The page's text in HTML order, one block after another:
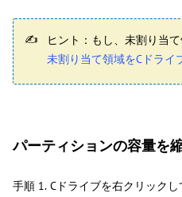
ヒント：もし、未割り当て
未割り当て領域をCドライ
パーティションの容量を
手順 1. Cドライブを右クリック